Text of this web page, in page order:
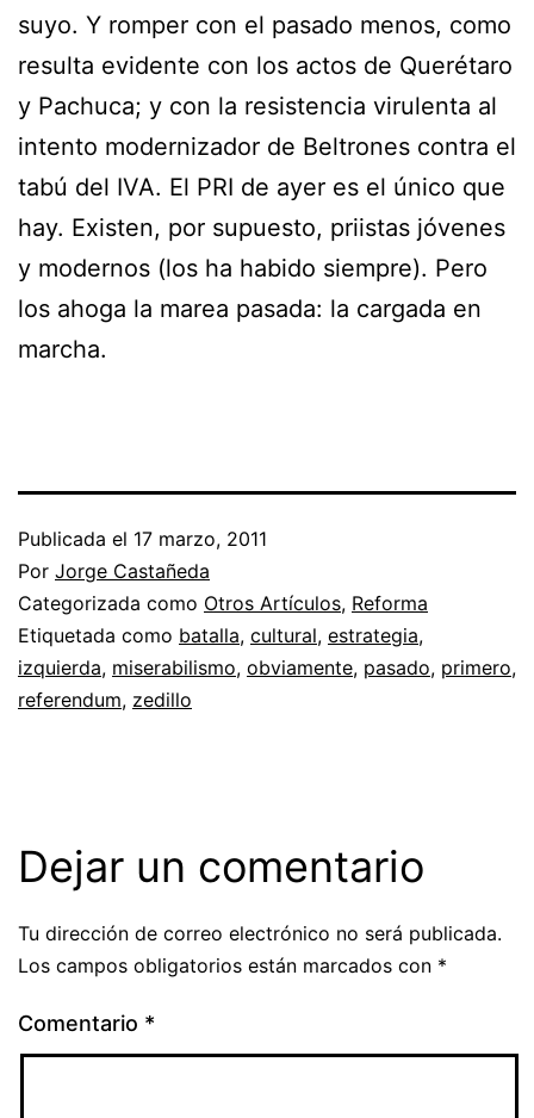
suyo. Y romper con el pasado menos, como
resulta evidente con los actos de Querétaro
y Pachuca; y con la resistencia virulenta al
intento modernizador de Beltrones contra el
tabú del IVA. El PRI de ayer es el único que
hay. Existen, por supuesto, priistas jóvenes
y modernos (los ha habido siempre). Pero
los ahoga la marea pasada: la cargada en
marcha.
Publicada el 17 marzo, 2011
Por Jorge Castañeda
Categorizada como Otros Artículos, Reforma
Etiquetada como batalla, cultural, estrategia,
izquierda, miserabilismo, obviamente, pasado, primero,
referendum, zedillo
Dejar un comentario
Tu dirección de correo electrónico no será publicada.
Los campos obligatorios están marcados con *
Comentario *